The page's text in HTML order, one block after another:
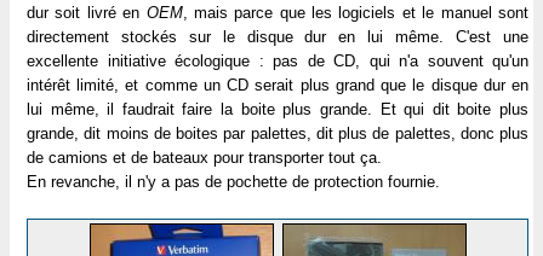
dur soit livré en OEM, mais parce que les logiciels et le manuel sont
directement stockés sur le disque dur en lui même. C'est une
excellente initiative écologique : pas de CD, qui n'a souvent qu'un
intérêt limité, et comme un CD serait plus grand que le disque dur en
lui même, il faudrait faire la boite plus grande. Et qui dit boite plus
grande, dit moins de boites par palettes, dit plus de palettes, donc plus
de camions et de bateaux pour transporter tout ça.
En revanche, il n'y a pas de pochette de protection fournie.